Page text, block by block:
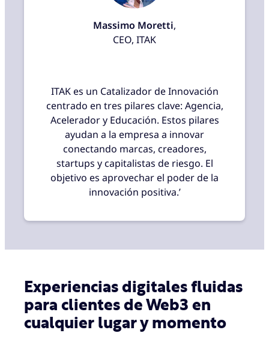
Massimo Moretti,
CEO, ITAK
ITAK es un Catalizador de Innovación
centrado en tres pilares clave: Agencia,
Acelerador y Educación. Estos pilares
ayudan a la empresa a innovar
conectando marcas, creadores,
startups y capitalistas de riesgo. El
objetivo es aprovechar el poder de la
innovación positiva.’
Experiencias digitales fluidas
para clientes de Web3 en
cualquier lugar y momento